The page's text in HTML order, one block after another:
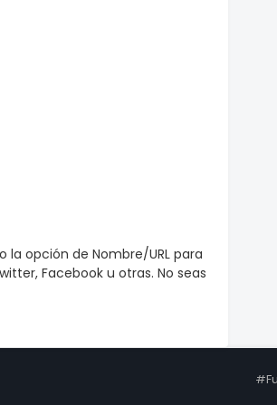
opción de Nombre/URL para
Facebook u otras. No seas